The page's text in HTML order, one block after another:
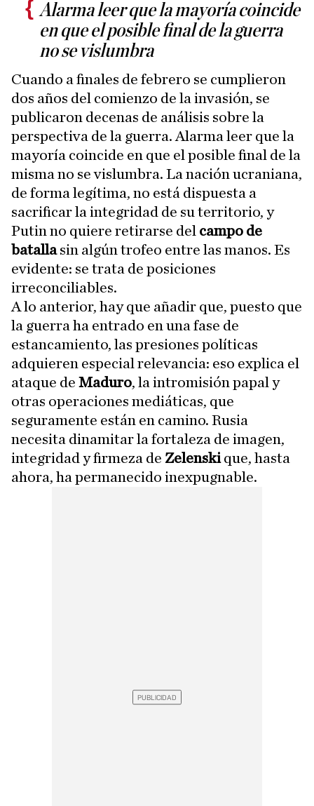
Alarma leer que la mayoría coincide
en que el posible final de la guerra
no se vislumbra
Cuando a finales de febrero se cumplieron
dos años del comienzo de la invasión, se
publicaron decenas de análisis sobre la
perspectiva de la guerra. Alarma leer que la
mayoría coincide en que el posible final de la
misma no se vislumbra. La nación ucraniana,
de forma legítima, no está dispuesta a
sacrificar la integridad de su territorio, y
Putin no quiere retirarse del campo de
batallasin algún trofeo entre las manos. Es
evidente: se trata de posiciones
irreconciliables.
A lo anterior, hay que añadir que, puesto que
la guerra ha entrado en una fase de
estancamiento, las presiones políticas
adquieren especial relevancia: eso explica el
ataque de Maduro, la intromisión papal y
otras operaciones mediáticas, que
seguramente están en camino. Rusia
necesita dinamitar la fortaleza de imagen,
integridad y firmeza de Zelenskique, hasta
ahora, ha permanecido inexpugnable.